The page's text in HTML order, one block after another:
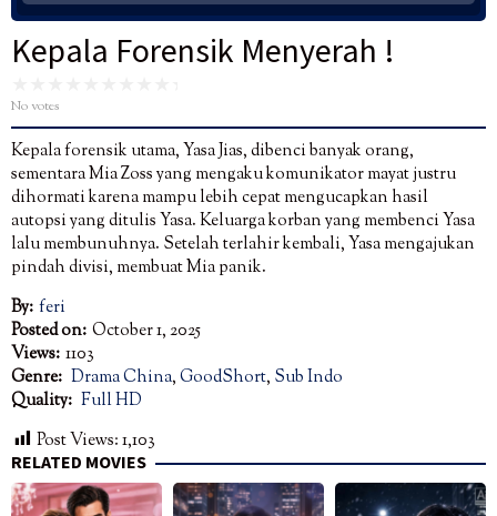
Kepala Forensik Menyerah !
No votes
Kepala forensik utama, Yasa Jias, dibenci banyak orang,
sementara Mia Zoss yang mengaku komunikator mayat justru
dihormati karena mampu lebih cepat mengucapkan hasil
autopsi yang ditulis Yasa. Keluarga korban yang membenci Yasa
lalu membunuhnya. Setelah terlahir kembali, Yasa mengajukan
pindah divisi, membuat Mia panik.
By: feri
Posted on: October 1, 2025
Views: 1103
Genre: Drama China,GoodShort, Sub Indo
Quality: Full HD
Post Views:1,103
RELATED MOVIES